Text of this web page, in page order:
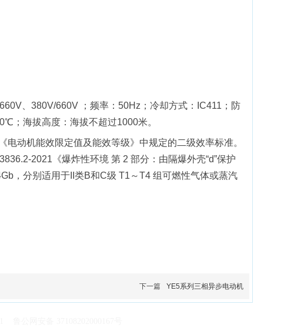
、380V/660V ；频率：50Hz；冷却方式：IC411；防
；海拔高度：海拔不超过1000米。
《电动机能效限定值及能效等级》中规定的二级效率标准。
2021 《爆炸性环境 第 2 部分：由隔爆外壳“d”保护
，分别适用于 类B和C级 T1 ～T4 组可燃性气体或蒸汽
下一篇 YE5系列三相异步电动机